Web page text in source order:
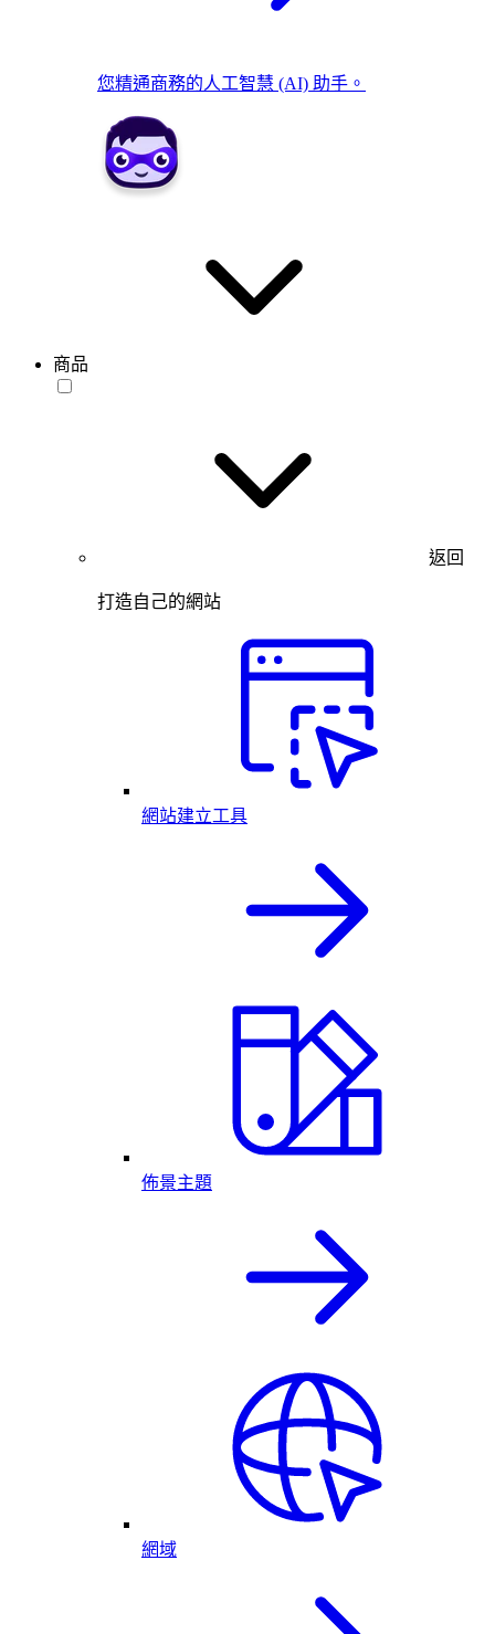
您精通商務的人工智慧 (AI) 助手。
商品
返回
打造自己的網站
網站建立工具
佈景主題
網域